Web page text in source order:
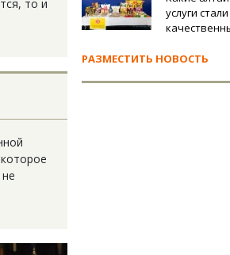
то и
услуги
РАЗМЕСТИТЬ НОВОСТЬ